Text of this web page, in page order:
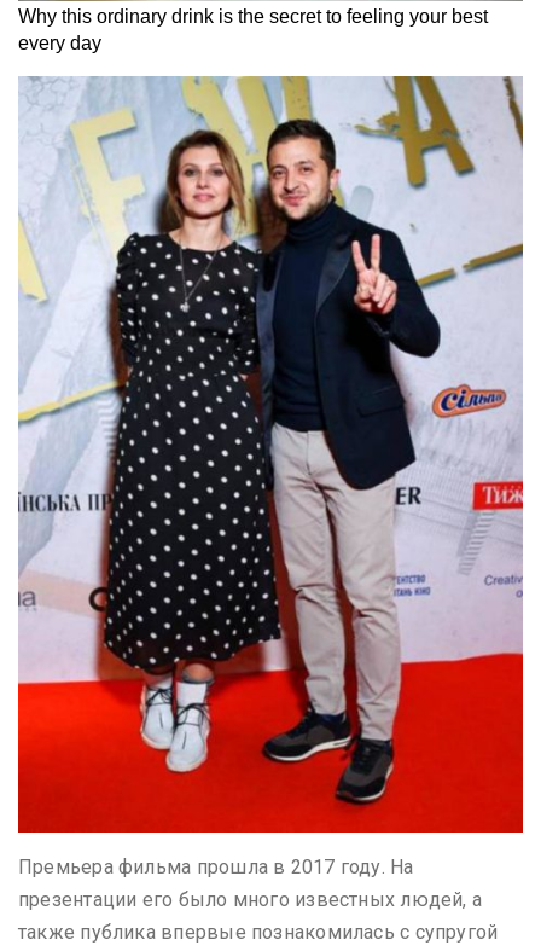
Премьера фильма прошла в 2017 году. На
презентации его было много известных людей, а
также публика впервые познакомилась с супругой